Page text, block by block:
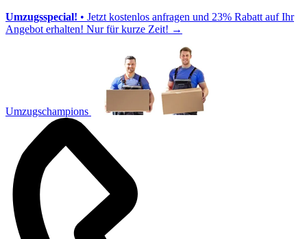
Umzugsspecial! • Jetzt kostenlos anfragen und 23% Rabatt auf Ihr
Angebot erhalten! Nur für kurze Zeit! →
Umzugschampions